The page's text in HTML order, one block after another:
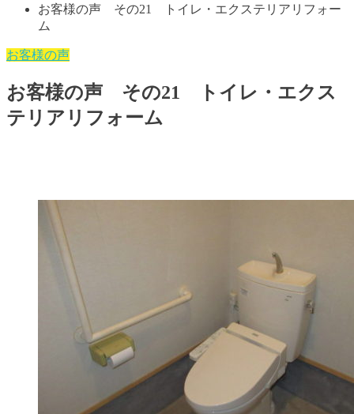
お客様の声 その21 トイレ・エクステリアリフォー
ム
お客様の声
お客様の声 その21 トイレ・エクス
テリアリフォーム